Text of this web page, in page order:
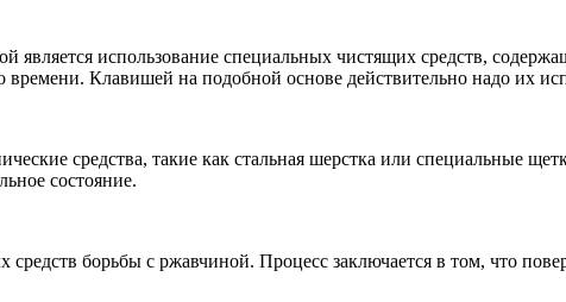
является использование специальных чистящих средств,
Клавишей на подобной основе действительно надо их
средства, такие как стальная шерстка или специальные
состояние.
борьбы с ржавчиной. Процесс заключается в том, что